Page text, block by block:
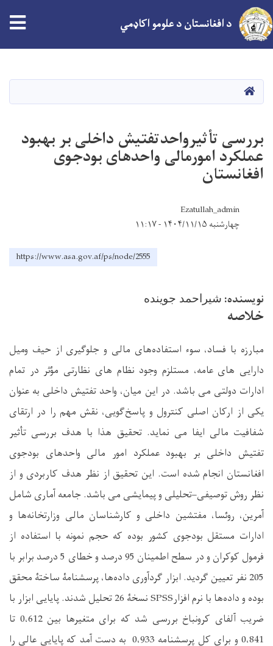
د افغانستان د علومو اکاډمي
کور
بررسی تأثیرواحدتفتیش داخلی بر بهبود
عملکرد امورمالی واحدهای بودجوی
افغانستان
Ezatullah_admin
چهارشنبه ۱۴۰۴/۱۱/۱۵ - ۱۱:۱۷
https://www.asa.gov.af/ps/node/2555
نویسنده: شیراحمد جوینده
خلاصه
مبارزه با فساد، سوء ‌استفاده‌های مالی و جلوگیری از حیف ومیل
دارایی های عامه، مستلزم وجود نظام های نظارتی مؤثردر تمام
ادارات دولتی می باشد. در این میان، واحد تفتیش داخلی به ‌عنوان
یکی از ارکان اصلی کنترول و پاسخ‌گویی، نقش مهم را در ارتقای
شفافیت مالی ایفا می نماید.تحقیق هذا با هدف بررسی تأثیر
تفتیش داخلی بر بهبود عملکرد امور مالی واحدهای بودجوی
افغانستان انجام شده است. این تحقیق از نظر هدف کاربردی و از
نظر روشتوصیفی–تحلیلی و پیمایشی می باشد. جامعه آماری شامل
آمرین، روئسا، مفتشین داخلی و کارشناسان مالی وزارتخانه‌ها و
ادارات مستقل بودجوی کشور بوده که حجم نمونه با استفاده از
فرمول کوکران و در سطح اطمینان 95 درصد و خطای 5 درصد برابر با
205نفرتعیین گردید. ابزار گردآوری داده‌ها، پرسشنامۀ ساختۀ محقق‌
بوده و داده‌ها با نرم‌افزارSPSSنسخۀ
تحلیل شدند. پایایی ابزار با
ضریب آلفای کرونباخ بررسی شد که برای متغیرها بین0،612 تا
0،841و برای کل پرسشنامه 0،933 به دست آمد که پایایی عالی را